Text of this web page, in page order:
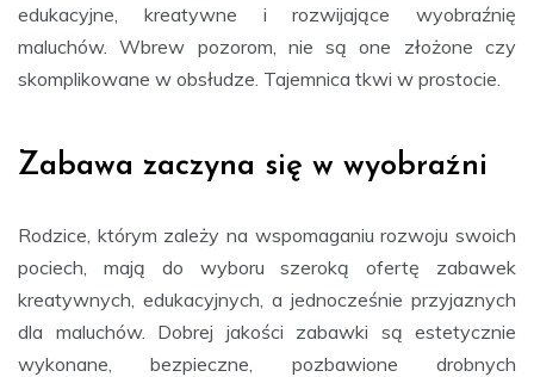
edukacyjne, kreatywne i rozwijające wyobraźnię
maluchów. Wbrew pozorom, nie są one złożone czy
skomplikowane w obsłudze. Tajemnica tkwi w prostocie.
Zabawa zaczyna się w wyobraźni
Rodzice, którym zależy na wspomaganiu rozwoju swoich
pociech, mają do wyboru szeroką ofertę zabawek
kreatywnych, edukacyjnych, a jednocześnie przyjaznych
dla maluchów. Dobrej jakości zabawki są estetycznie
wykonane, bezpieczne, pozbawione drobnych